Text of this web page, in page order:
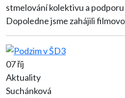
stmelování kolektivu a
Dopoledne jsme zahájili
07 říj
Aktuality
Suchánková